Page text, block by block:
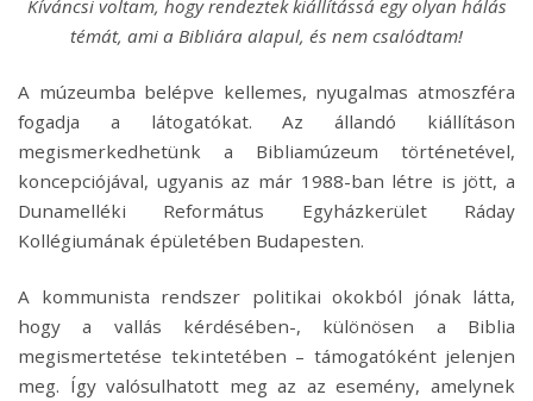
Kíváncsi voltam, hogy rendeztek kiállítássá egy olyan hálás
témát, ami a Bibliára alapul, és nem csalódtam!
A múzeumba belépve kellemes, nyugalmas atmoszféra
fogadja a látogatókat. Az állandó kiállításon
megismerkedhetünk a Bibliamúzeum történetével,
koncepciójával, ugyanis az már 1988-ban létre is jött, a
Dunamelléki Református Egyházkerület Ráday
Kollégiumának épületében Budapesten.
A kommunista rendszer politikai okokból jónak látta,
hogy a vallás kérdésében-, különösen a Biblia
megismertetése tekintetében – támogatóként jelenjen
meg. Így valósulhatott meg az az esemény, amelynek